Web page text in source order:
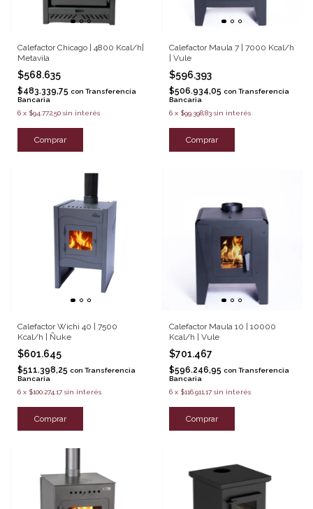
Calefactor Chicago | 4800 Kcal/h|
Metavila
$568.635
$483.339,75 con Transferencia
Bancaria
6 x $94.772,50 sin interés
Comprar
Calefactor Maula 7 | 7000 Kcal/h
| Vule
$596.393
$506.934,05 con Transferencia
Bancaria
6 x $99.398,83 sin interés
Comprar
Calefactor Wichi 40 | 7500
Kcal/h | Ñuke
$601.645
$511.398,25 con Transferencia
Bancaria
6 x $100.274,17 sin interés
Comprar
Calefactor Maula 10 | 10000
Kcal/h | Vule
$701.467
$596.246,95 con Transferencia
Bancaria
6 x $116.911,17 sin interés
Comprar